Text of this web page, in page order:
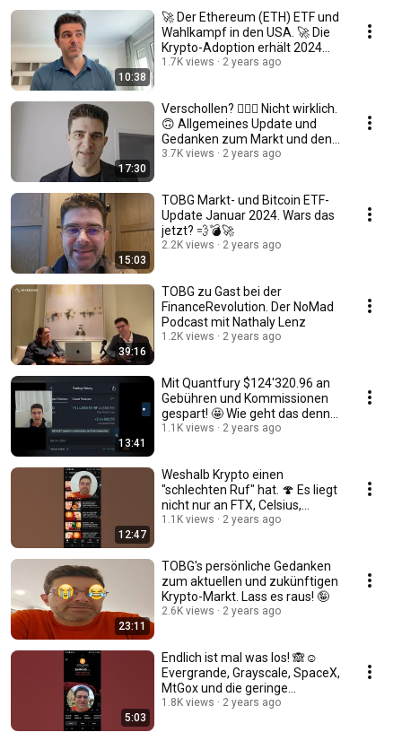
10:38
🚀 Der Ethereum (ETH) ETF und
Wahlkampf in den USA. 🚀 Die
Krypto-Adoption erhält 2024
einen Boost!
1.7K views 2 years ago
17:30
Verschollen? 🤷🏻‍♂️ Nicht wirklich.
🙃 Allgemeines Update und
Gedanken zum Markt und den
Bitcoin ETFs
3.7K views 2 years ago
15:03
TOBG Markt- und Bitcoin ETF-
Update Januar 2024. Wars das
jetzt? 💨💣🚀
2.2K views 2 years ago
39:16
TOBG zu Gast bei der
FinanceRevolution. Der NoMad
Podcast mit Nathaly Lenz
1.2K views 2 years ago
13:41
Mit Quantfury $124'320.96 an
Gebühren und Kommissionen
gespart! 🤩 Wie geht das denn?
🤓
1.1K views 2 years ago
12:47
Weshalb Krypto einen
"schlechten Ruf" hat. 🍄 Es liegt
nicht nur an FTX, Celsius,
Binance und Co!
1.1K views 2 years ago
23:11
TOBG's persönliche Gedanken
zum aktuellen und zukünftigen
Krypto-Markt. Lass es raus! 🤪
2.6K views 2 years ago
5:03
Endlich ist mal was los! 🙈☺️
Evergrande, Grayscale, SpaceX,
MtGox und die geringe
Liquidität...
1.8K views 2 years ago